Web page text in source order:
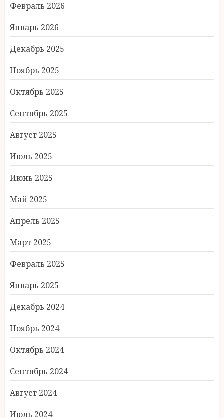
Февраль 2026
Январь 2026
Декабрь 2025
Ноябрь 2025
Октябрь 2025
Сентябрь 2025
Август 2025
Июль 2025
Июнь 2025
Май 2025
Апрель 2025
Март 2025
Февраль 2025
Январь 2025
Декабрь 2024
Ноябрь 2024
Октябрь 2024
Сентябрь 2024
Август 2024
Июль 2024